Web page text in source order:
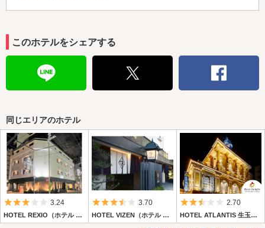
このホテルをシェアする
同じエリアのホテル
5つ星のうち3
3.24
HOTEL REXIO（ホテル レクシオ）
5つ星のうち3.5
3.70
HOTEL VIZEN（ホテル ビゼン）
5つ星のうち
2.70
HOTEL ATLANTIS 生玉店 【Best Delight Group】